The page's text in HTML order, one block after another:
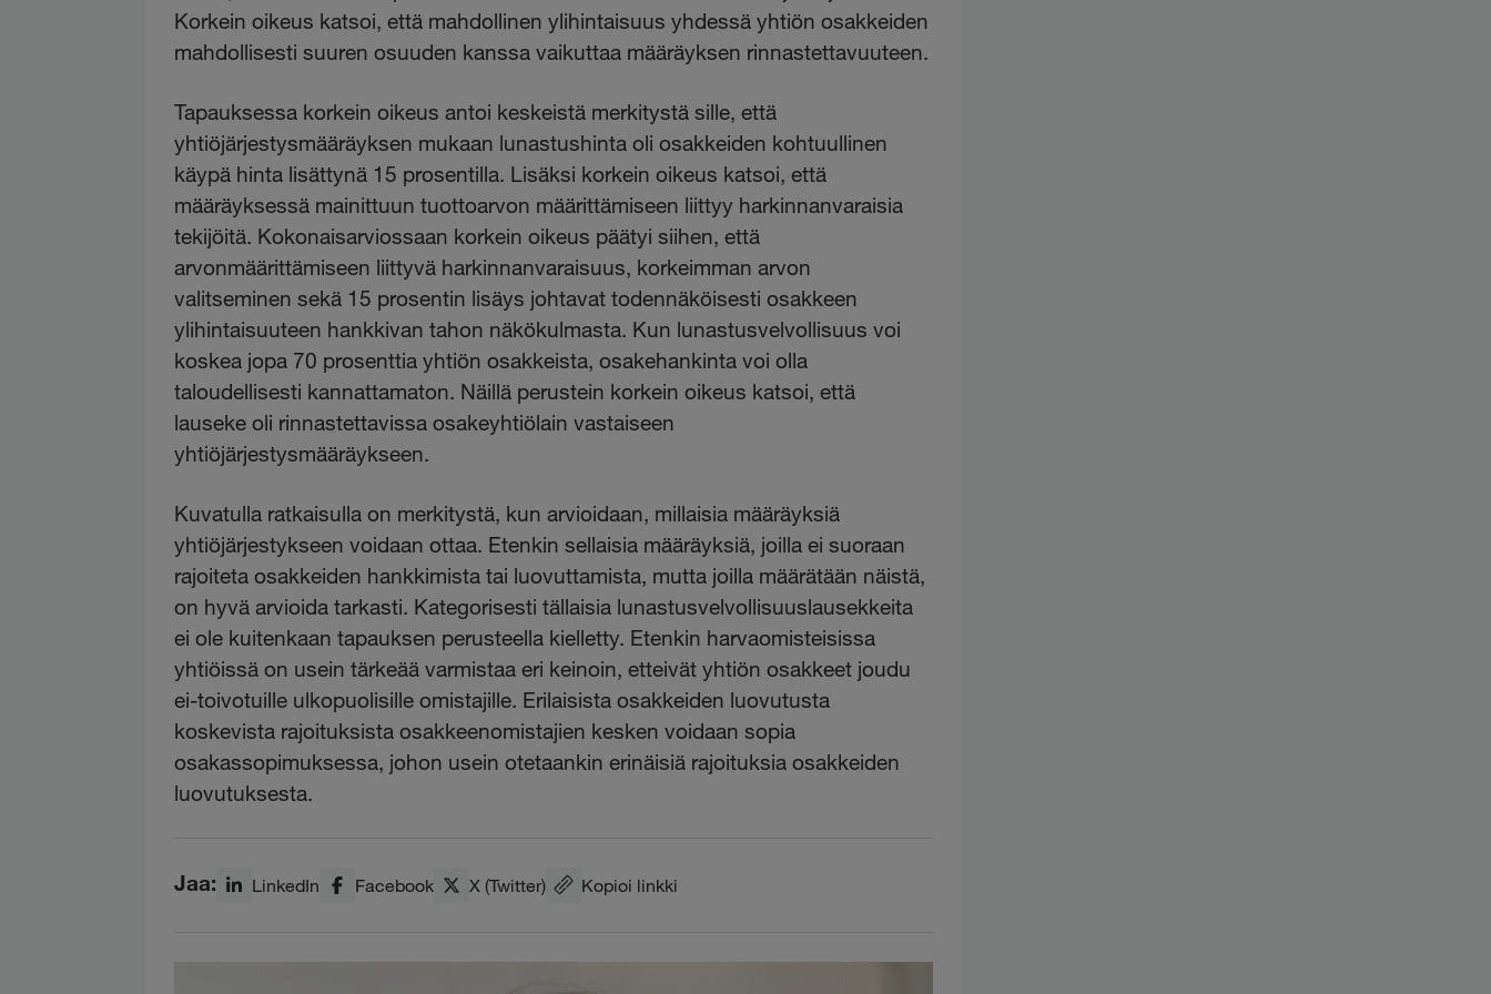
Korkein oikeus katsoi, että mahdollinen ylihintaisuus yhdessä yhtiön osakkeiden
mahdollisesti suuren osuuden kanssa vaikuttaa määräyksen rinnastettavuuteen.
Tapauksessa korkein oikeus antoi keskeistä merkitystä sille, että
yhtiöjärjestysmääräyksen mukaan lunastushinta oli osakkeiden kohtuullinen
käypä hinta lisättynä 15 prosentilla. Lisäksi korkein oikeus katsoi, että
määräyksessä mainittuun tuottoarvon määrittämiseen liittyy harkinnanvaraisia
tekijöitä. Kokonaisarviossaan korkein oikeus päätyi siihen, että
arvonmäärittämiseen liittyvä harkinnanvaraisuus, korkeimman arvon
valitseminen sekä 15 prosentin lisäys johtavat todennäköisesti osakkeen
ylihintaisuuteen hankkivan tahon näkökulmasta. Kun lunastusvelvollisuus voi
koskea jopa 70 prosenttia yhtiön osakkeista, osakehankinta voi olla
taloudellisesti kannattamaton. Näillä perustein korkein oikeus katsoi, että
lauseke oli rinnastettavissa osakeyhtiölain vastaiseen
yhtiöjärjestysmääräykseen.
Kuvatulla ratkaisulla on merkitystä, kun arvioidaan, millaisia määräyksiä
yhtiöjärjestykseen voidaan ottaa. Etenkin sellaisia määräyksiä, joilla ei suoraan
rajoiteta osakkeiden hankkimista tai luovuttamista, mutta joilla määrätään näistä,
on hyvä arvioida tarkasti. Kategorisesti tällaisia lunastusvelvollisuuslausekkeita
ei ole kuitenkaan tapauksen perusteella kielletty. Etenkin harvaomisteisissa
yhtiöissä on usein tärkeää varmistaa eri keinoin, etteivät yhtiön osakkeet joudu
ei-toivotuille ulkopuolisille omistajille. Erilaisista osakkeiden luovutusta
koskevista rajoituksista osakkeenomistajien kesken voidaan sopia
osakassopimuksessa, johon usein otetaankin erinäisiä rajoituksia osakkeiden
luovutuksesta.
Jaa: LinkedIn Facebook X (Twitter) Kopioi linkki